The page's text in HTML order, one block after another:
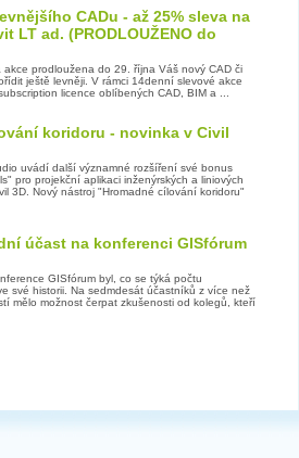
CADu - až 25% sleva na
LT ad. (PRODLOUŽENO do
akce prodloužena do 29. října Váš nový CAD či
ještě levněji. V rámci 14denní slevové akce
licence oblíbených CAD, BIM a ...
koridoru - novinka v Civil
uvádí další významné rozšíření své bonus
pro projekční aplikaci inženýrských a liniových
3D. Nový nástroj "Hromadné cílování koridoru"
účast na konferenci GISfórum
GISfórum byl, co se týká počtu
své historii. Na sedmdesát účastníků z více než
mělo možnost čerpat zkušenosti od kolegů, kteří